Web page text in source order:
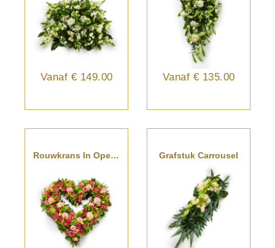
Vanaf € 149.00 Vanaf € 135.00
Rouwkrans In Open Hartvorm Grafstuk Carrousel